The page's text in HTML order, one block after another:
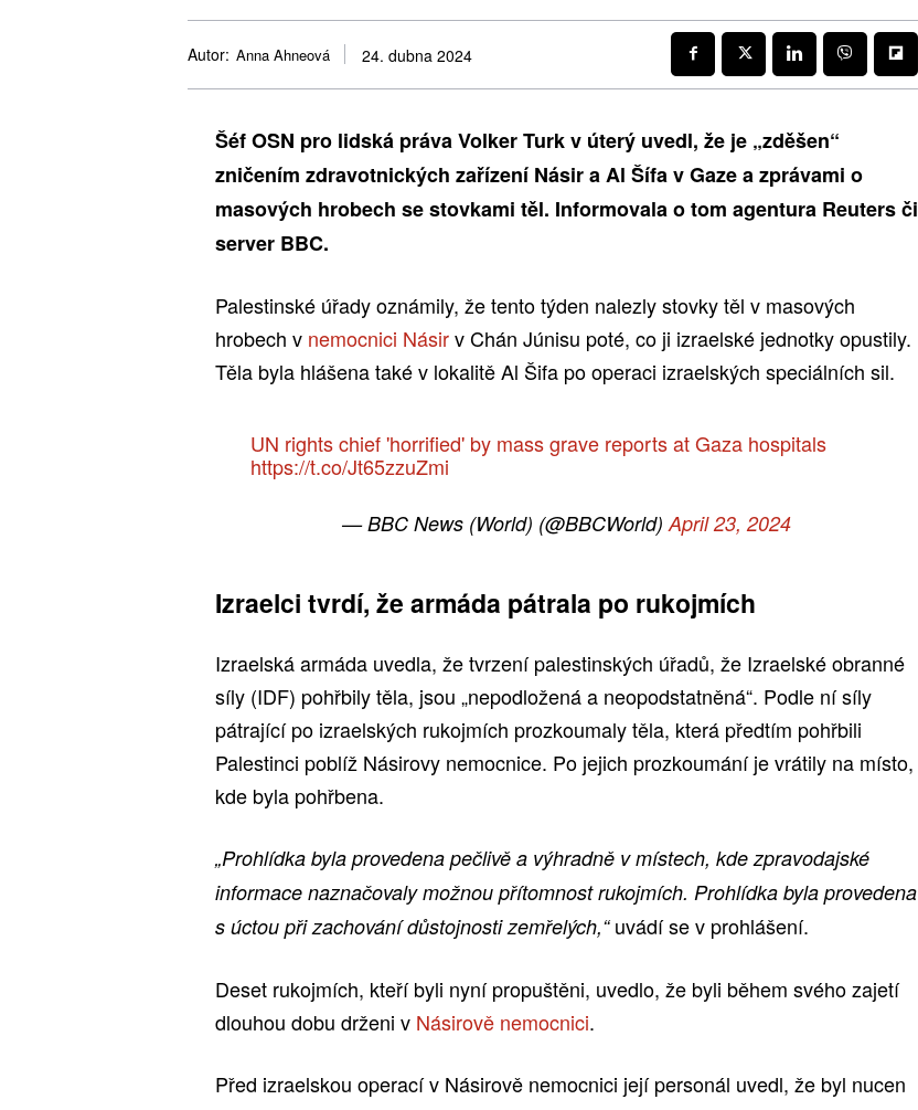
Autor: Anna Ahneová 24. dubna 2024
Šéf OSN pro lidská práva Volker Turk v úterý uvedl, že je „zděšen“
zničením zdravotnických zařízení Násir a Al Šífa v Gaze a zprávami o
masových hrobech se stovkami těl. Informovala o tom agentura Reuters či
server BBC.
Palestinské úřady oznámily, že tento týden nalezly stovky těl v masových
hrobech v nemocnici Násirv Chán Júnisu poté, co ji izraelské jednotky opustily.
Těla byla hlášena také v lokalitě Al Šifa po operaci izraelských speciálních sil.
UN rights chief 'horrified' by mass grave reports at Gaza hospitals
https://t.co/Jt65zzuZmi
— BBC News (World) (@BBCWorld)April 23, 2024
Izraelci tvrdí, že armáda pátrala po rukojmích
Izraelská armáda uvedla, že tvrzení palestinských úřadů, že Izraelské obranné
síly (IDF) pohřbily těla, jsou „nepodložená a neopodstatněná“. Podle ní síly
pátrající po izraelských rukojmích prozkoumaly těla, která předtím pohřbili
Palestinci poblíž Násirovy nemocnice. Po jejich prozkoumání je vrátily na místo,
kde byla pohřbena.
„Prohlídka byla provedena pečlivě a výhradně v místech, kde zpravodajské
informace naznačovaly možnou přítomnost rukojmích. Prohlídka byla provedena
s úctou při zachování důstojnosti zemřelých,“uvádí se v prohlášení.
Deset rukojmích, kteří byli nyní propuštěni, uvedlo, že byli během svého zajetí
dlouhou dobu drženi v Násirově nemocnici.
Před izraelskou operací v Násirově nemocnici její personál uvedl, že byl nucen